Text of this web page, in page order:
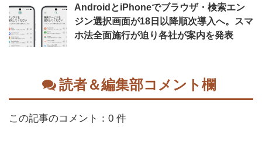
AndroidとiPhoneでブラウザ・検索エン
ジン選択画面が18日以降順次導入へ。スマ
ホ法全面施行が迫り各社が案内を発表
読者＆編集部コメント欄
この記事のコメント：0 件